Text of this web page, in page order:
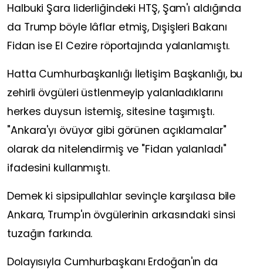
Halbuki Şara liderliğindeki HTŞ, Şam'ı aldığında
da Trump böyle lâflar etmiş, Dışişleri Bakanı
Fidan ise El Cezire röportajında yalanlamıştı.
Hatta Cumhurbaşkanlığı İletişim Başkanlığı, bu
zehirli övgüleri üstlenmeyip yalanladıklarını
herkes duysun istemiş, sitesine taşımıştı.
"Ankara'yı övüyor gibi görünen açıklamalar"
olarak da nitelendirmiş ve "Fidan yalanladı"
ifadesini kullanmıştı.
Demek ki sipsipullahlar sevinçle karşılasa bile
Ankara, Trump'ın övgülerinin arkasındaki sinsi
tuzağın farkında.
Dolayısıyla Cumhurbaşkanı Erdoğan'ın da